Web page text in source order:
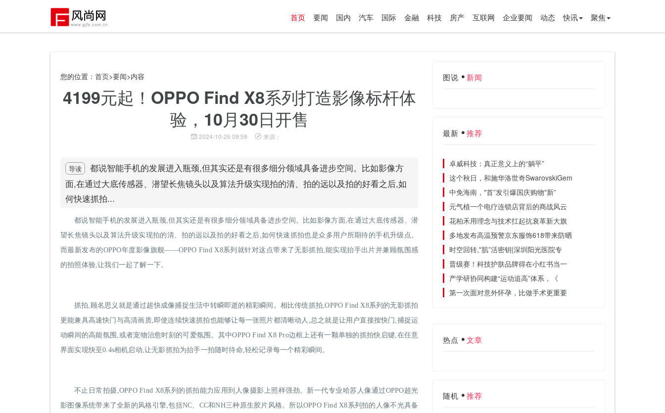
首页 要闻 国内 汽车 国际 金融 科技 房产 互联网 企业要闻 动态 快讯 聚焦
您的位置： 首页>要闻>内容
4199元起！OPPO Find X8系列打造影像标杆体
验，10月30日开售
2024-10-26 09:59 来源：
导读
都说智能手机的发展进入瓶颈,但其实还是有很多细分领域具备进步空间。比如影像方
面,在通过大底传感器、潜望长焦镜头以及算法升级实现拍的清、拍的远以及拍的好看之后,如
何快速抓拍...
都说智能手机的发展进入瓶颈,但其实还是有很多细分领域具备进步空间。比如影像方面,在通过大底传感器、潜
望长焦镜头以及算法升级实现拍的清、拍的远以及拍的好看之后,如何快速抓拍也是众多用户所期待的手机升级点。
而最新发布的OPPO年度影像旗舰——OPPO Find X8系列就针对这点带来了无影抓拍,能实现抬手出片并兼顾氛围感
的拍照体验,让我们一起了解一下。
抓拍,顾名思义就是通过超快成像捕捉生活中转瞬即逝的精彩瞬间。相比传统抓拍,OPPO Find X8系列的无影抓拍
更能兼具高速快门与高清画质,即使连续快速抓拍也能够让每一张照片都清晰动人,总之就是让用户直接按快门,捕捉运
动瞬间的高能氛围,或者宠物治愈时刻的可爱氛围。其中OPPO Find X8 Pro边框上还有一颗单独的抓拍快启键,在任意
界面实现快至0.4s相机启动,让无影抓拍为抬手一拍随时待命,轻松记录每一个精彩瞬间。
不止日常拍摄,OPPO Find X8系列的抓拍能力应用到人像摄影上照样强劲。新一代专业哈苏人像通过OPPO超光
影图像系统带来了全新的风格引擎,包括NC、CC和NH三种原生胶片风格。所以OPPO Find X8系列拍的人像不光具备
图说 新闻
最新 推荐
卓威科技：真正意义上的“躺平”
这个秋日，和施华洛世奇SwarovskiGem
中免海南，"首”发引爆国庆购物"新”
元气植一个电疗连锁店背后的商战风云
花柏禾用理念与技术扛起抗衰革新大旗
多地发布高温预警京东服饰618带来防晒
时空回转,"肌”活密钥|深圳阳光医院专
晋级赛！科技护肤品牌得在小红书当一
产学研协同构建“运动追高”体系，《
第一次面对意外怀孕，比做手术更重要
热点 文章
随机 推荐